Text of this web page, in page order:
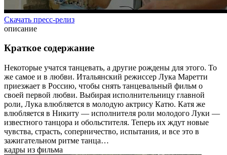
Скачать пресс-релиз
описание
Краткое содержание
Некоторые учатся танцевать, а другие рождены для этого. То
же самое и в любви. Итальянский режиссер Лука Маретти
приезжает в Россию, чтобы снять танцевальный фильм о
своей первой любви. Выбирая исполнительницу главной
роли, Лука влюбляется в молодую актрису Катю. Катя же
влюбляется в Никиту — исполнителя роли молодого Луки —
известного танцора и обольстителя. Теперь их ждут новые
чувства, страсть, соперничество, испытания, и все это в
зажигательном ритме танца…
кадры из фильма